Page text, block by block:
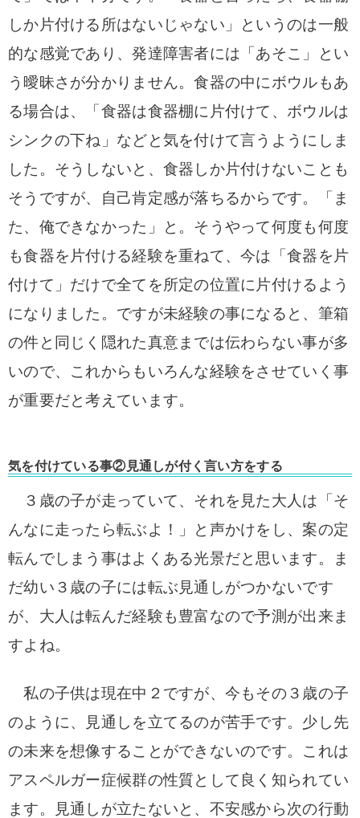
しか片付ける所はないじゃない」というのは一般
的な感覚であり、発達障害者には「あそこ」とい
う曖昧さが分かりません。食器の中にボウルもあ
る場合は、「食器は食器棚に片付けて、ボウルは
シンクの下ね」などと気を付けて言うようにしま
した。 そうしないと、食器しか片付けないことも
そうですが、自己肯定感が落ちるからです。「ま
た、俺できなかった」と。 そうやって何度も何度
も食器を片付ける経験を重ねて、今は「食器を片
付けて」だけで全てを所定の位置に片付けるよう
になりました。 ですが未経験の事になると、筆箱
の件と同じく隠れた真意までは伝わらない事が多
いので、これからもいろんな経験をさせていく事
が重要だと考えています。
気を付けている事②見通しが付く言い方をする
３歳の子が走っていて、それを見た大人は「そ
んなに走ったら転ぶよ！」と声かけをし、案の定
転んでしまう事はよくある光景だと思います。
ま
だ幼い３歳の子には転ぶ見通しがつかないです
が、大人は転んだ経験も豊富なので予測が出来ま
すよね。
私の子供は現在中２ですが、今もその３歳の子
のように、見通しを立てるのが苦手です。少し先
の未来を想像することができないのです。これは
アスペルガー症候群の性質として良く知られてい
ます。
見通しが立たないと、不安感から次の行動